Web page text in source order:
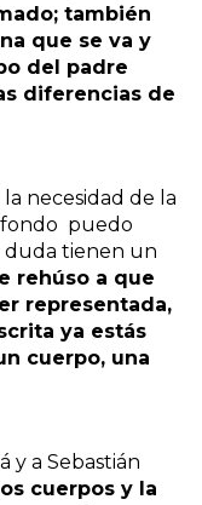
también
que se va y
del padre
diferencias de
necesidad de la
puedo
duda tienen un
rehúso a que
representada,
ya estás
cuerpo, una
y a Sebastián
cuerpos y la